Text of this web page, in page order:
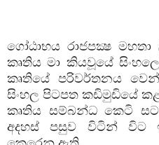
ගෝඨාභය රාජපක්‍ෂ මහතා
කෘතිය මා කියවූයේ
කෘතියේ
පරිවර්තනය
සිංහල පිටපත කඩිමුඩියේ
කෘතිය සම්බන්ධ කෙටි
අදහස්
පසුව විටින් විට